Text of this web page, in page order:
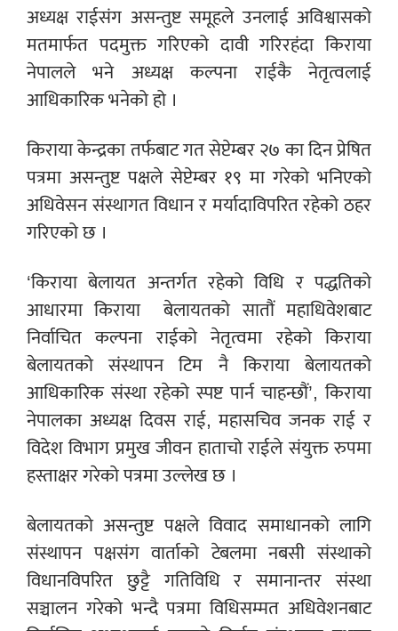
अध्यक्ष राईसंग असन्तुष्ट समूहले उनलाई अविश्वासको
मतमार्फत पदमुक्त गरिएको दावी गरिरहंदा किराया
नेपालले भने अध्यक्ष कल्पना राईकै नेतृत्वलाई
आधिकारिक भनेको हो ।
किराया केन्द्रका तर्फबाट गत सेप्टेम्बर २७ का दिन प्रेषित
पत्रमा असन्तुष्ट पक्षले सेप्टेम्बर १९ मा गरेको भनिएको
अधिवेसन संस्थागत विधान र मर्यादाविपरित रहेको ठहर
गरिएको छ ।
‘किराया बेलायत अन्तर्गत रहेको विधि र पद्धतिको
आधारमा किराया बेलायतको सातौं महाधिवेशबाट
निर्वाचित कल्पना राईको नेतृत्वमा रहेको किराया
बेलायतको संस्थापन टिम नै किराया बेलायतको
आधिकारिक संस्था रहेको स्पष्ट पार्न चाहन्छौं’, किराया
नेपालका अध्यक्ष दिवस राई, महासचिव जनक राई र
विदेश विभाग प्रमुख जीवन हाताचो राईले संयुक्त रुपमा
हस्ताक्षर गरेको पत्रमा उल्लेख छ ।
बेलायतको असन्तुष्ट पक्षले विवाद समाधानको लागि
संस्थापन पक्षसंग वार्ताको टेबलमा नबसी संस्थाको
विधानविपरित छुट्टै गतिविधि र समानान्तर संस्था
सञ्चालन गरेको भन्दै पत्रमा विधिसम्मत अधिवेशनबाट